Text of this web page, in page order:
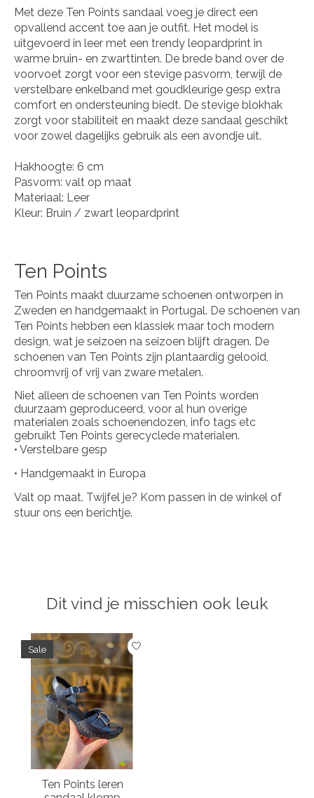
Met deze Ten Points sandaal voeg je direct een
opvallend accent toe aan je outfit. Het model is
uitgevoerd in leer met een trendy leopardprint in
warme bruin- en zwarttinten. De brede band over de
voorvoet zorgt voor een stevige pasvorm, terwijl de
verstelbare enkelband met goudkleurige gesp extra
comfort en ondersteuning biedt. De stevige blokhak
zorgt voor stabiliteit en maakt deze sandaal geschikt
voor zowel dagelijks gebruik als een avondje uit.
Hakhoogte: 6 cm
Pasvorm: valt op maat
Materiaal: Leer
Kleur: Bruin / zwart leopardprint
Ten Points
Ten Points maakt duurzame schoenen ontworpen in
Zweden en handgemaakt in Portugal. De schoenen van
Ten Points hebben een klassiek maar toch modern
design, wat je seizoen na seizoen blijft dragen. De
schoenen van Ten Points zijn plantaardig gelooid,
chroomvrij of vrij van zware metalen.
Niet alleen de schoenen van Ten Points worden
duurzaam geproduceerd, voor al hun overige
materialen zoals schoenendozen, info tags etc
gebruikt Ten Points gerecyclede materialen.
• Verstelbare gesp
• Handgemaakt in Europa
Valt op maat. Twijfel je? Kom passen in de winkel of
stuur ons een berichtje.
Dit vind je misschien ook leuk
Items van productcarrousel
Sale
Ten Points leren